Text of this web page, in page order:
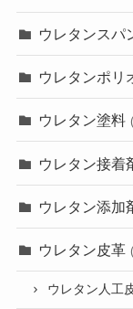
ウレタンスパ
ウレタンポリ
ウレタン塗料
ウレタン接着
ウレタン添加
ウレタン皮革
ウレタン人工